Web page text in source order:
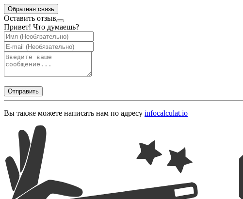
Обратная связь
Оставить отзыв
Привет! Что думаешь?
Отправить
Вы также можете написать нам по адресу infocalculat.io